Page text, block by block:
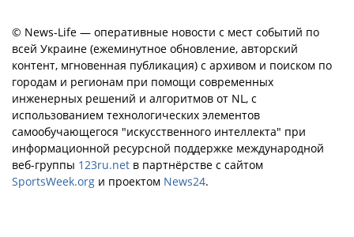
© News-Life — оперативные новости с мест событий по
всей Украине (ежеминутное обновление, авторский
контент, мгновенная публикация) с архивом и поиском по
городам и регионам при помощи современных
инженерных решений и алгоритмов от NL, с
использованием технологических элементов
самообучающегося "искусственного интеллекта" при
информационной ресурсной поддержке международной
веб-группы 123ru.net в партнёрстве с сайтом
SportsWeek.org и проектом News24.